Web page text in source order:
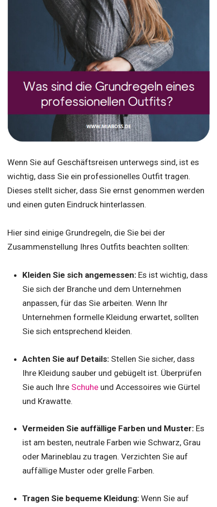
Wenn Sie auf Geschäftsreisen unterwegs sind, ist es
wichtig, dass Sie ein professionelles Outfit tragen.
Dieses stellt sicher, dass Sie ernst genommen werden
und einen guten Eindruck hinterlassen.
Hier sind einige Grundregeln, die Sie bei der
Zusammenstellung Ihres Outfits beachten sollten:
Kleiden Sie sich angemessen: Es ist wichtig, dass
Sie sich der Branche und dem Unternehmen
anpassen, für das Sie arbeiten. Wenn Ihr
Unternehmen formelle Kleidung erwartet, sollten
Sie sich entsprechend kleiden.
Achten Sie auf Details: Stellen Sie sicher, dass
Ihre Kleidung sauber und gebügelt ist. Überprüfen
Sie auch Ihre Schuheund Accessoires wie Gürtel
und Krawatte.
Vermeiden Sie auffällige Farben und Muster:Es
ist am besten, neutrale Farben wie Schwarz, Grau
oder Marineblau zu tragen. Verzichten Sie auf
auffällige Muster oder grelle Farben.
Tragen Sie bequeme Kleidung: Wenn Sie auf